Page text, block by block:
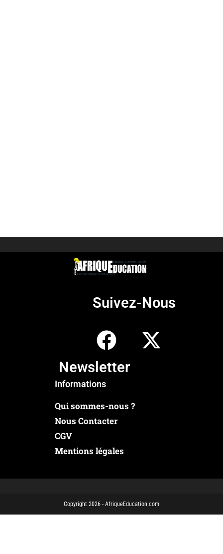
Suivez-Nous
Newsletter
Informations
Qui sommes-nous ?
Nous Contacter
CGV
Mentions légales
Copyright 2026 - AfriqueEducation.com